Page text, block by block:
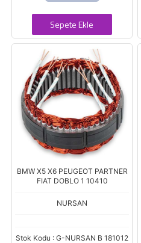
Sepete Ekle
BMW X5 X6 PEUGEOT PARTNER
FIAT DOBLO 1 10410
NURSAN
Stok Kodu : G-NURSAN B 181012